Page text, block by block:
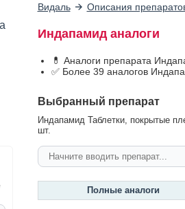
Видаль Описания
Индапамид аналоги
💊 Аналоги препарата
✅ Более 39 аналогов
Выбранный препарат
Индапамид Таблетки, покрытые
шт.
Полные аналоги